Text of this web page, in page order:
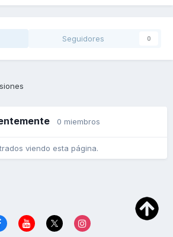
Seguidores 0
0 miembros
viendo esta página.